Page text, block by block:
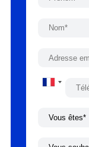
France